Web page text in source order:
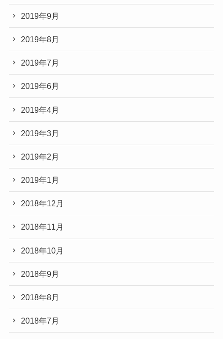
2019年9月
2019年8月
2019年7月
2019年6月
2019年4月
2019年3月
2019年2月
2019年1月
2018年12月
2018年11月
2018年10月
2018年9月
2018年8月
2018年7月